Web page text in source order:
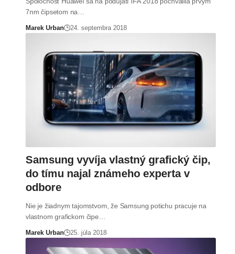
7nm čipsetom na…
Marek Urban 24. septembra 2018
Samsung vyvíja vlastný grafický čip,
do tímu najal známeho experta v
odbore
Nie je žiadnym tajomstvom, že Samsung potichu pracuje na
vlastnom grafickom čipe…
Marek Urban 25. júla 2018